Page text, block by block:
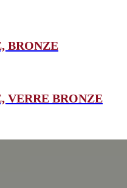
BRONZE
VERRE BRONZE